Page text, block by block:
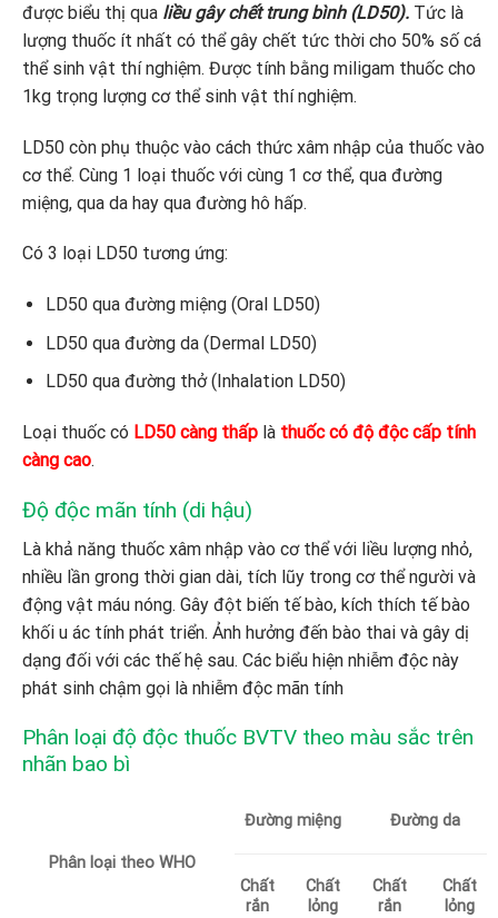
được biểu thị qua liều gây chết trung bình (LD50). Tức là
lượng thuốc ít nhất có thể gây chết tức thời cho 50% số cá
thể sinh vật thí nghiệm. Được tính bằng miligam thuốc cho
1kg trọng lượng cơ thể sinh vật thí nghiệm.
LD50 còn phụ thuộc vào cách thức xâm nhập của thuốc vào
cơ thể. Cùng 1 loại thuốc với cùng 1 cơ thể, qua đường
miệng, qua da hay qua đường hô hấp.
Có 3 loại LD50 tương ứng:
LD50 qua đường miệng (Oral LD50)
LD50 qua đường da (Dermal LD50)
LD50 qua đường thở (Inhalation LD50)
Loại thuốc có LD50 càng thấp là thuốc có độ độc cấp tính
càng cao.
Độ độc mãn tính (di hậu)
Là khả năng thuốc xâm nhập vào cơ thể với liều lượng nhỏ,
nhiều lần grong thời gian dài, tích lũy trong cơ thể người và
động vật máu nóng. Gây đột biến tế bào, kích thích tế bào
khối u ác tính phát triển. Ảnh hưởng đến bào thai và gây dị
dạng đối với các thế hệ sau. Các biểu hiện nhiễm độc này
phát sinh chậm gọi là nhiễm độc mãn tính
Phân loại độ độc thuốc BVTV theo màu sắc trên
nhãn bao bì
Phân loại theo WHO
Đường miệng Đường da
Chất
rắn
Chất
lỏng
Chất
rắn
Chất
lỏng